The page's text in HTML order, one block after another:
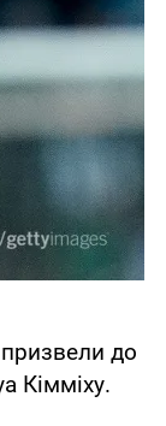
до
Кімміху.